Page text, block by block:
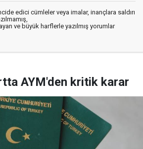
edici cümleler veya imalar, inançlara saldırı
ve büyük harflerle yazılmış yorumlar
AYM'den kritik karar